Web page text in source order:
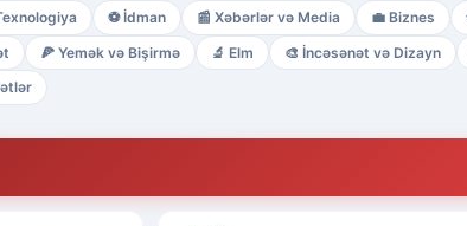
⚽ İdman 📰 Xəbərlər və Media 💼 Biznes
🍕 Yemək və Bişirmə 🔬 Elm 🎨 İncəsənət və Dizayn